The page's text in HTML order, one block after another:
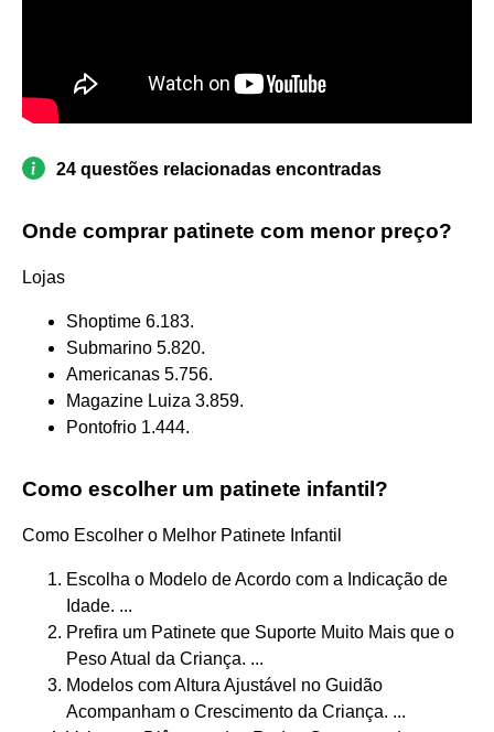
24 questões relacionadas encontradas
Onde comprar patinete com menor preço?
Lojas
Shoptime 6.183.
Submarino 5.820.
Americanas 5.756.
Magazine Luiza 3.859.
Pontofrio 1.444.
Como escolher um patinete infantil?
Como Escolher o Melhor Patinete Infantil
Escolha o Modelo de Acordo com a Indicação de
Idade. ...
Prefira um Patinete que Suporte Muito Mais que o
Peso Atual da Criança. ...
Modelos com Altura Ajustável no Guidão
Acompanham o Crescimento da Criança. ...